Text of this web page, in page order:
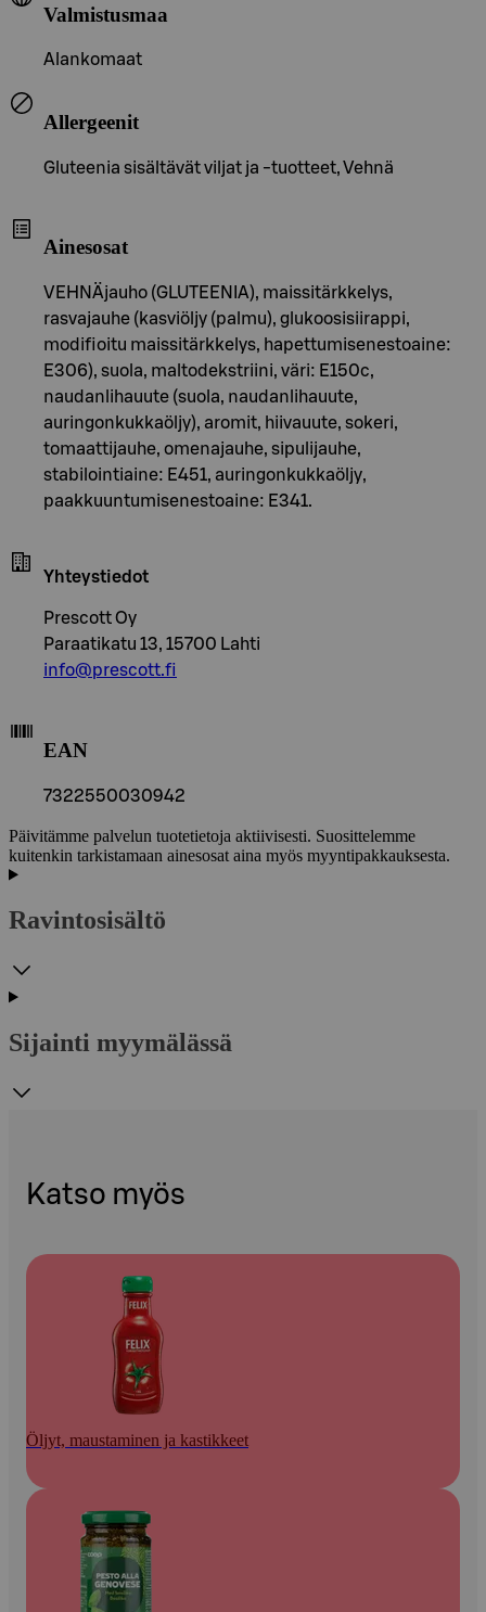
Valmistusmaa
Alankomaat
Allergeenit
Gluteenia sisältävät viljat ja -tuotteet, Vehnä
Ainesosat
VEHNÄjauho (GLUTEENIA), maissitärkkelys,
rasvajauhe (kasviöljy (palmu), glukoosisiirappi,
modifioitu maissitärkkelys, hapettumisenestoaine:
E306), suola, maltodekstriini, väri: E150c,
naudanlihauute (suola, naudanlihauute,
auringonkukkaöljy), aromit, hiivauute, sokeri,
tomaattijauhe, omenajauhe, sipulijauhe,
stabilointiaine: E451, auringonkukkaöljy,
paakkuuntumisenestoaine: E341.
Yhteystiedot
Prescott Oy
Paraatikatu 13, 15700 Lahti
info@prescott.fi
EAN
7322550030942
Päivitämme palvelun tuotetietoja aktiivisesti. Suosittelemme
kuitenkin tarkistamaan ainesosat aina myös myyntipakkauksesta.
Ravintosisältö
Sijainti myymälässä
Katso myös
Öljyt, maustaminen ja kastikkeet